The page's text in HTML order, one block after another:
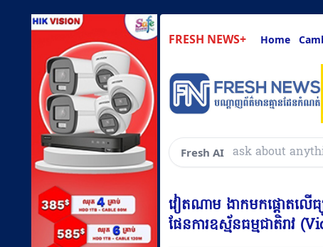
FRESH NEWS+ Home
Fresh AI សួរអ្វីៗគ្រប
វៀតណាម ងាកមកផ្តោតលើ
ផែនការឧស្ម័នធម្មជាតិរាវ